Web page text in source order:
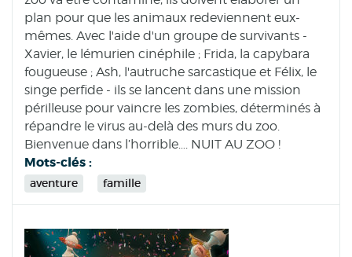
plan pour que les animaux redeviennent eux-
mêmes. Avec l'aide d'un groupe de survivants -
Xavier, le lémurien cinéphile ; Frida, la capybara
fougueuse ; Ash, l'autruche sarcastique et Félix, le
singe perfide - ils se lancent dans une mission
périlleuse pour vaincre les zombies, déterminés à
répandre le virus au-delà des murs du zoo.
Bienvenue dans l’horrible…. NUIT AU ZOO !
Mots-clés :
aventure famille